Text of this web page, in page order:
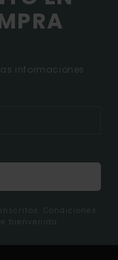
informaciones
Condiciones
bienvenida